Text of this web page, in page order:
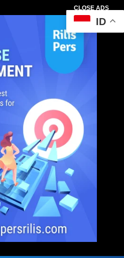
CLOSE ADS
ID